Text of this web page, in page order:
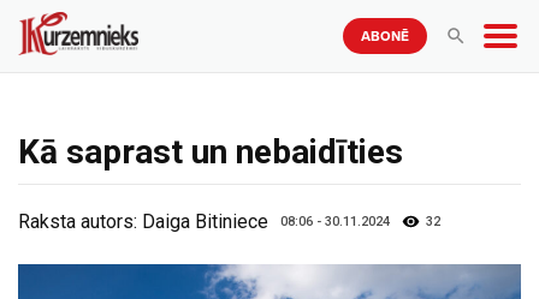
ABONĒ
Kā saprast un nebaidīties
Raksta autors: Daiga Bitiniece 08:06 - 30.11.2024 32